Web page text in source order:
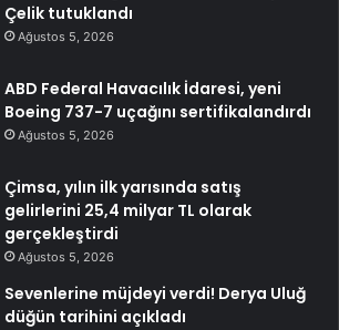
Çelik tutuklandı
Ağustos 5, 2026
ABD Federal Havacılık İdaresi, yeni
Boeing 737-7 uçağını sertifikalandırdı
Ağustos 5, 2026
Çimsa, yılın ilk yarısında satış
gelirlerini 25,4 milyar TL olarak
gerçekleştirdi
Ağustos 5, 2026
Sevenlerine müjdeyi verdi! Derya Uluğ
düğün tarihini açıkladı